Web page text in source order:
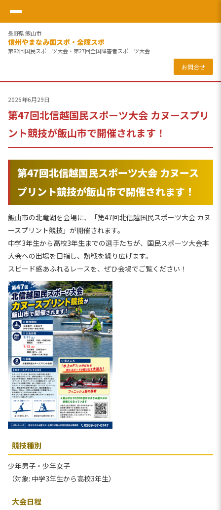
長野県 飯山市
信州やまなみ国スポ・全障スポ
第82回国民スポーツ大会・第27回全国障害者スポーツ大会
お問合せ
2026年6月29日
第47回北信越国民スポーツ大会 カヌースプリ
ント競技が飯山市で開催されます！
第47回北信越国民スポーツ大会 カヌース
プリント競技が飯山市で開催されます！
飯山市の北竜湖を会場に、「第47回北信越国民スポーツ大会 カヌ
ースプリント競技」が開催されます。
中学3年生から高校3年生までの選手たちが、国民スポーツ大会本
大会への出場を目指し、熱戦を繰り広げます。
スピード感あふれるレースを、ぜひ会場でご覧ください！
競技種別
少年男子・少年女子
（対象: 中学3年生から高校3年生）
大会日程